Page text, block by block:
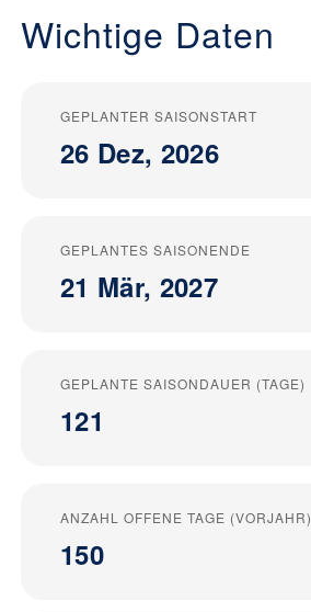
Wichtige Daten
GEPLANTER SAISONSTART
26 Dez, 2026
GEPLANTES SAISONENDE
21 Mär, 2027
GEPLANTE SAISONDAUER (TAGE)
121
ANZAHL OFFENE TAGE (VORJAHR)
150